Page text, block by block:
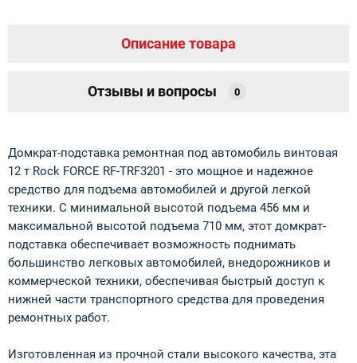
Описание товара
Отзывы и вопросы 0
Домкрат-подставка ремонтная под автомобиль винтовая
12 т Rock FORCE RF-TRF3201 - это мощное и надежное
средство для подъема автомобилей и другой легкой
техники. С минимальной высотой подъема 456 мм и
максимальной высотой подъема 710 мм, этот домкрат-
подставка обеспечивает возможность поднимать
большинство легковых автомобилей, внедорожников и
коммерческой техники, обеспечивая быстрый доступ к
нижней части транспортного средства для проведения
ремонтных работ.
Изготовленная из прочной стали высокого качества, эта